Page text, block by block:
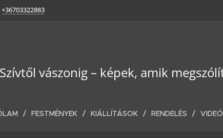
+36703322883
Szívtől vászonig – képek, amik
FESTMÉNYEK KIÁLLÍTÁSOK RENDELÉS